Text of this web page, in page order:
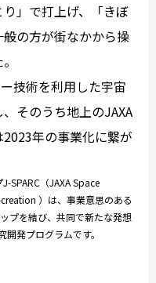
」で打上げ、「きぼ
の方が街なかから操
技術を利用した宇宙
そのうち地上のJAXA
年の事業化に繋が
SPARC（JAXA Space
）は、事業意思のある
プを結び、共同で新たな発想
発プログラムです。